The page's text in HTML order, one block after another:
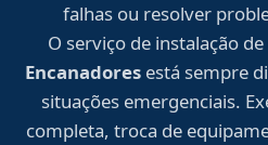
falhas ou resolver
O serviço de instalação
Encanadores está sempre
situações emergenciais.
completa, troca de